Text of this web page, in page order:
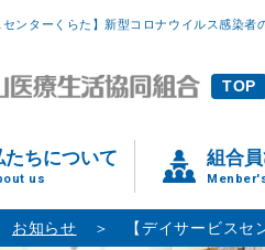
センターくらた】新型コロナウイルス感染者
TOP
たちについて
us
組合
お知らせ 【デイサービス